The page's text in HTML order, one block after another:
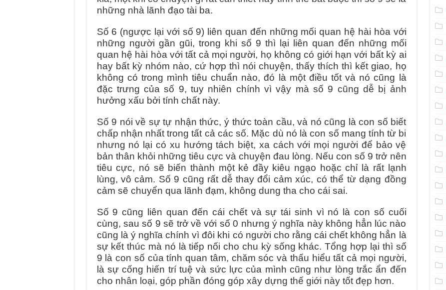
những nhà lãnh đạo tài ba.
Số 6 (ngược lại với số 9) liên quan đến những mối quan hệ hài hòa với
những người gần gũi, trong khi số 9 thì lại liên quan đến những mối
quan hệ hài hòa với tất cả mọi người, họ không có giới hạn với bất kỳ ai
hay bất kỳ nhóm nào, cứ hợp thì nói chuyện, thấy thích thì kết giao, họ
không có trong mình tiêu chuẩn nào, đó là một điều tốt và nó cũng là
đặc trưng của số 9, tuy nhiên chính vì vậy mà số 9 cũng dễ bị ảnh
hưởng xấu bởi tính chất này.
Số 9 nói về sự tự nhận thức, ý thức toàn cầu, và nó cũng là con số biết
chấp nhận nhất trong tất cả các số. Mặc dù nó là con số mang tính từ bi
nhưng nó lại có xu hướng tách biệt, xa cách với mọi người để bảo vệ
bản thân khỏi những tiêu cực và chuyện đau lòng. Nếu con số 9 trở nên
tiêu cực, nó sẽ biến thành một kẻ đầy kiêu ngạo hoặc chỉ là rất lạnh
lùng, vô cảm. Số 9 cũng rất dễ thay đổi cảm xúc, có thể từ dạng đồng
cảm sẽ chuyển qua lãnh đạm, không dung tha cho cái sai.
Số 9 cũng liên quan đến cái chết và sự tái sinh vì nó là con số cuối
cùng, sau số 9 sẽ trở về với số 0 nhưng ý nghĩa này không hẳn lúc nào
cũng là ý nghĩa chính vì đôi khi có người cho rằng cái chết không hẳn là
sự kết thúc mà nó là tiếp nối cho chu kỳ sống khác. Tổng hợp lại thì số
9 là con số của tính quan tâm, chăm sóc và thấu hiểu tất cả mọi người,
là sự cống hiến trí tuệ và sức lực của mình cũng như lòng trắc ẩn đến
cho nhân loại, góp phần đóng góp xây dựng thế giới này tốt đẹp hơn.